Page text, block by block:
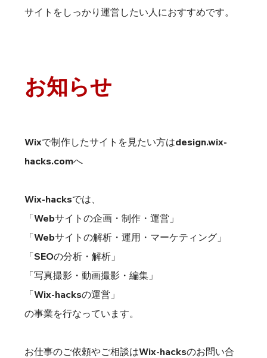
サイトをしっかり運営したい人におすすめです。
お知らせ
Wixで制作したサイトを見たい方はdesign.wix-
hacks.comへ
Wix-hacksでは、
「Webサイトの企画・制作・運営」
「Webサイトの解析・運用・マーケティング」
「SEOの分析・解析」
「写真撮影・動画撮影・編集」
「Wix-hacksの運営」
の事業を行なっています。
お仕事のご依頼やご相談はWix-hacksのお問い合